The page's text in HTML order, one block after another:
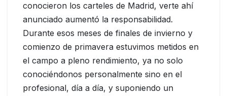
conocieron los carteles de Madrid, verte ahí
anunciado aumentó la responsabilidad.
Durante esos meses de finales de invierno y
comienzo de primavera estuvimos metidos en
el campo a pleno rendimiento, ya no solo
conociéndonos personalmente sino en el
profesional, día a día, y suponiendo un